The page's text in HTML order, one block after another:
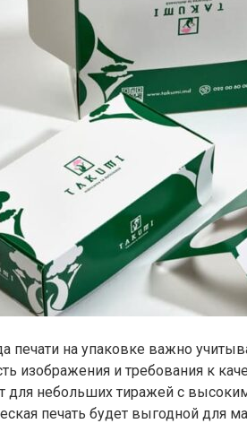
печати на упаковке важно
изображения и требования к
для небольших тиражей с
печать будет выгодной для